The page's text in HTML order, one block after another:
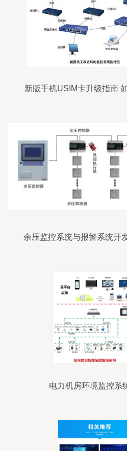
新版手机USIM卡升级指南
余压监控系统与报警系统开
电力机房环境监控系